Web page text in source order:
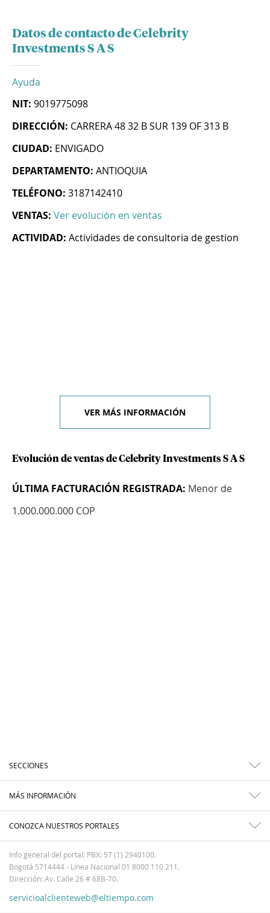
Datos de contacto de Celebrity
Investments S A S
Ayuda
NIT: 9019775098
DIRECCIÓN: CARRERA 48 32 B SUR 139 OF 313 B
CIUDAD: ENVIGADO
DEPARTAMENTO: ANTIOQUIA
TELÉFONO: 3187142410
VENTAS: Ver evolución en ventas
ACTIVIDAD: Actividades de consultoria de gestion
VER MÁS INFORMACIÓN
Evolución de ventas de Celebrity Investments S A S
ÚLTIMA FACTURACIÓN REGISTRADA: Menor de
1.000.000.000 COP
SECCIONES
MÁS INFORMACIÓN
CONOZCA NUESTROS PORTALES
Info general del portal: PBX: 57 (1) 2940100.
Bogotá 5714444 - Línea Nacional 01 8000 110 211.
Dirección: Av. Calle 26 # 68B-70.
servicioalclienteweb@eltiempo.com